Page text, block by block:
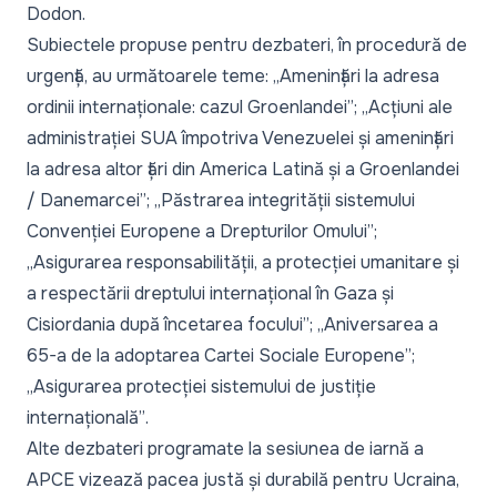
Dodon.
Subiectele propuse pentru dezbateri, în procedură de
urgență, au următoarele teme: „Amenințări la adresa
ordinii internaționale: cazul Groenlandei”; „Acțiuni ale
administrației SUA împotriva Venezuelei și amenințări
la adresa altor țări din America Latină și a Groenlandei
/ Danemarcei”; „Păstrarea integrității sistemului
Convenției Europene a Drepturilor Omului”;
„Asigurarea responsabilității, a protecției umanitare și
a respectării dreptului internațional în Gaza și
Cisiordania după încetarea focului”; „Aniversarea a
65-a de la adoptarea Cartei Sociale Europene”;
„Asigurarea protecției sistemului de justiție
internațională”.
Alte dezbateri programate la sesiunea de iarnă a
APCE vizează pacea justă și durabilă pentru Ucraina,